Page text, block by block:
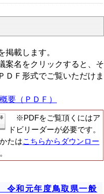
載します。
案名をクリックすると、そ
ＤＦ形式でご覧いただけま
要（ＰＤＦ）
※PDFをご覧頂くにはア
ドビリーダーが必要です。
たはこちらからダウンロー
和元年度鳥取県一般